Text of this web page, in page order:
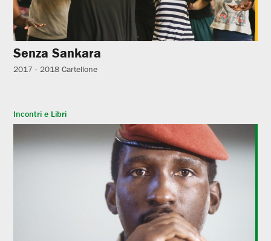
Senza Sankara
2017 - 2018 Cartellone
Incontri e Libri